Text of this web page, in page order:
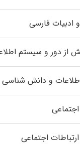
ادبیات فارسی
از دور و سیستم
و دانش شناسی
اجتماعی